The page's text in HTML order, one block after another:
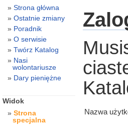
Nazwa
Strona główna
Ostatnie zmiany
Poradnik
O serwisie
Twórz Katalog
Nasi
wolontariusze
Dary pieniężne
Widok
Strona
specjalna